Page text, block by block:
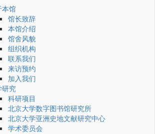
本馆
馆长致辞
本馆介绍
馆舍风貌
组织机构
联系我们
来访预约
加入我们
研究
科研项目
北京大学数字图书馆研究所
北京大学亚洲史地文献研究中心
学术委员会